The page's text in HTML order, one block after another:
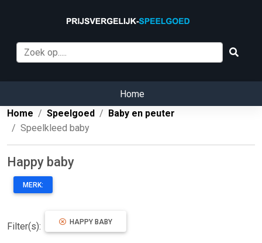
Home
Home
Speelgoed
Baby en peuter
Speelkleed baby
Happy baby
MERK:
Filter(s): HAPPY BABY